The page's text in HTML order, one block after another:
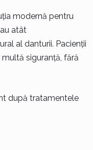
modernă pentru
atât
al danturii. Pacienții
siguranță, fără
după tratamentele